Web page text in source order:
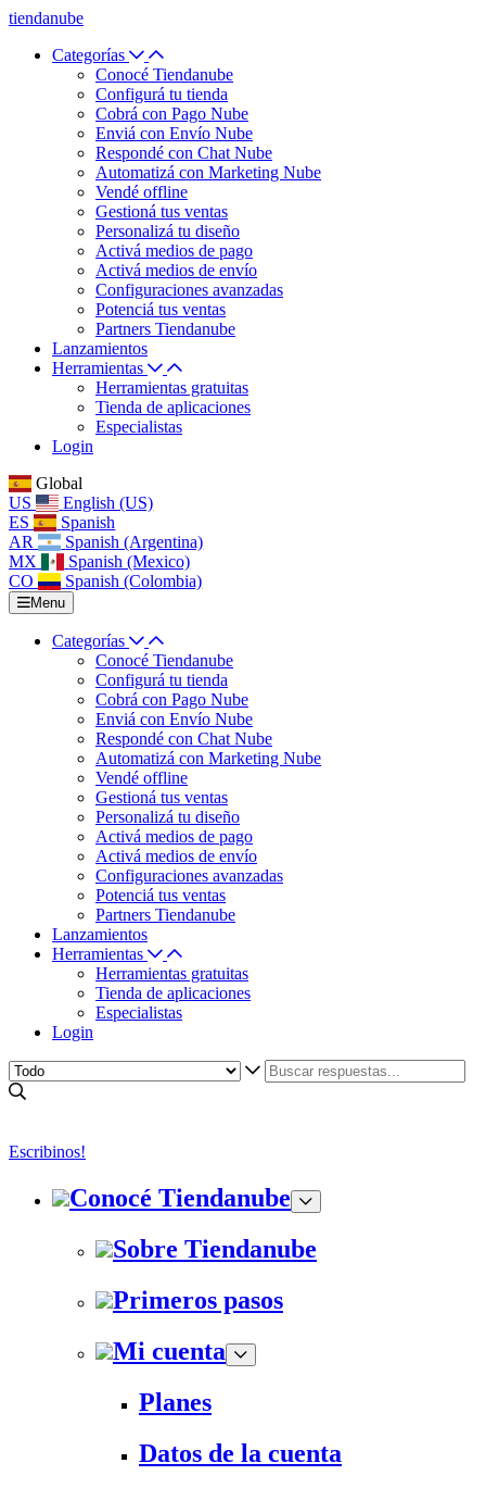
tiendanube
Categorías
Conocé Tiendanube
Configurá tu tienda
Cobrá con Pago Nube
Enviá con Envío Nube
Respondé con Chat Nube
Automatizá con Marketing Nube
Vendé offline
Gestioná tus ventas
Personalizá tu diseño
Activá medios de pago
Activá medios de envío
Configuraciones avanzadas
Potenciá tus ventas
Partners Tiendanube
Lanzamientos
Herramientas
Herramientas gratuitas
Tienda de aplicaciones
Especialistas
Login
Global
US
English (US)
ES
Spanish
AR
Spanish (Argentina)
MX
Spanish (Mexico)
CO
Spanish (Colombia)
Menu
Categorías
Conocé Tiendanube
Configurá tu tienda
Cobrá con Pago Nube
Enviá con Envío Nube
Respondé con Chat Nube
Automatizá con Marketing Nube
Vendé offline
Gestioná tus ventas
Personalizá tu diseño
Activá medios de pago
Activá medios de envío
Configuraciones avanzadas
Potenciá tus ventas
Partners Tiendanube
Lanzamientos
Herramientas
Herramientas gratuitas
Tienda de aplicaciones
Especialistas
Login
Escribinos!
Conocé Tiendanube
Sobre Tiendanube
Primeros pasos
Mi cuenta
Planes
Datos de la cuenta